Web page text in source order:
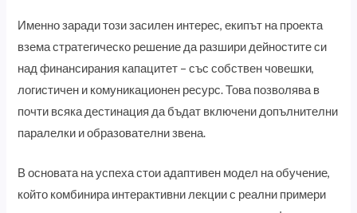
Именно заради този засилен интерес, екипът на проекта
взема стратегическо решение да разшири дейностите си
над финансирания капацитет – със собствен човешки,
логистичен и комуникационен ресурс. Това позволява в
почти всяка дестинация да бъдат включени допълнителни
паралелки и образователни звена.
В основата на успеха стои адаптивен модел на обучение,
който комбинира интерактивни лекции с реални примери